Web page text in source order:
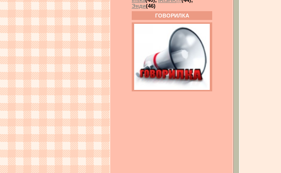
Энди(46)
ГОВОРИЛКА